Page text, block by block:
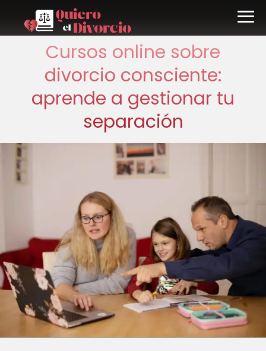
Cursos online sobre
divorcio consciente:
aprende a gestionar tu
separación